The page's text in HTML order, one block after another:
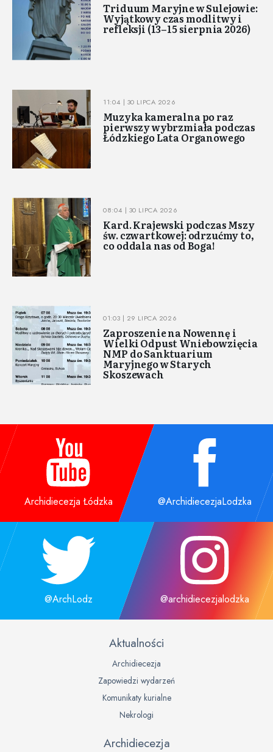
Triduum Maryjne w Sulejowie:
Wyjątkowy czas modlitwy i
refleksji (13–15 sierpnia 2026)
11:04 | 30 LIPCA 2026
Muzyka kameralna po raz
pierwszy wybrzmiała podczas
Łódzkiego Lata Organowego
08:04 | 30 LIPCA 2026
Kard. Krajewski podczas Mszy
św. czwartkowej: odrzućmy to,
co oddala nas od Boga!
01:03 | 29 LIPCA 2026
Zaproszenie na Nowennę i
Wielki Odpust Wniebowzięcia
NMP do Sanktuarium
Maryjnego w Starych
Skoszewach
Archidiecezja Łódzka @ArchidiecezjaLodzka
@ArchLodz @archidiecezjalodzka
Aktualności
Archidiecezja
Zapowiedzi wydarzeń
Komunikaty kurialne
Nekrologi
Archidiecezja